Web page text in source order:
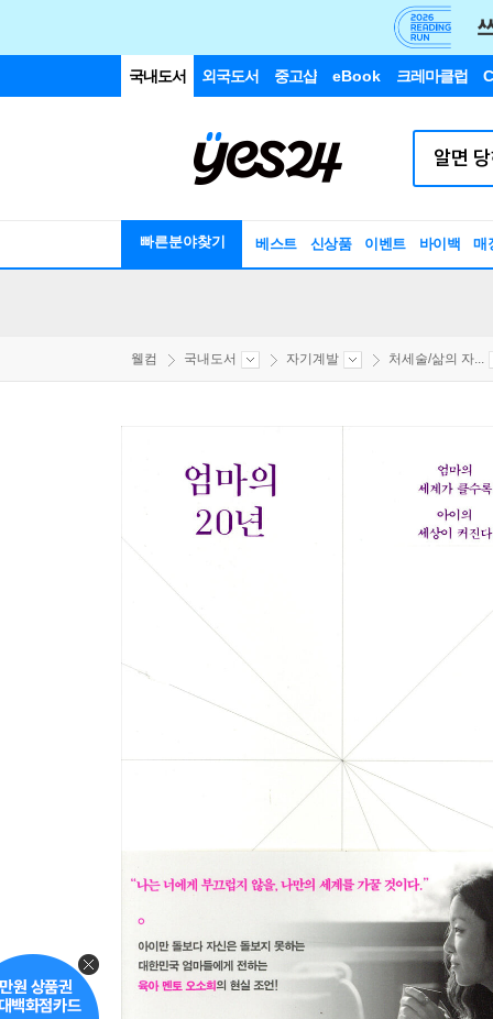
국내도서 외국도서 중고샵 eBook 크레마클럽
빠른분야찾기 베스트 신상품 이벤트 바이백 매
웰컴 국내도서 자기계발 처세술/삶의 자...